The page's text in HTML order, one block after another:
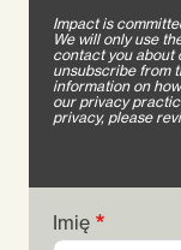
Impact is
We will only use
contact you about
unsubscribe from
information on
our privacy
privacy, please
Imię